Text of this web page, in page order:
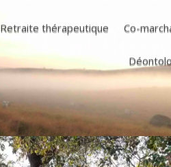
Retraite thérapeutique Co-